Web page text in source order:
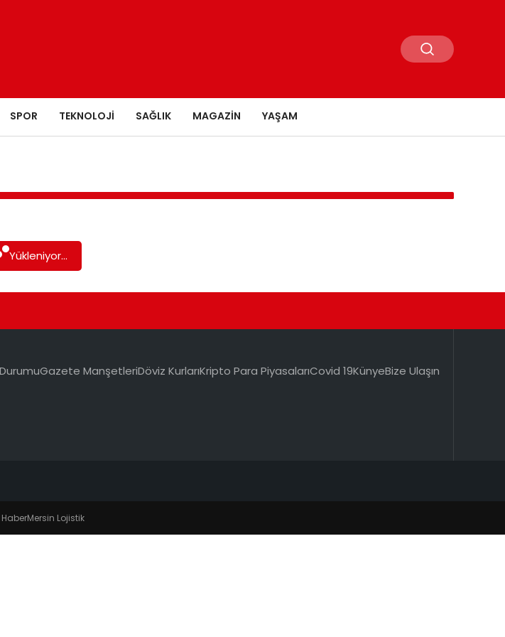
SPOR TEKNOLOJI SAĞLIK MAGAZIN YAŞAM
Yükleniyor...
Gazete ManşetleriDöviz KurlarıKripto Para PiyasalarıCovid 19KünyeBize Ulaşın
Mersin Lojistik